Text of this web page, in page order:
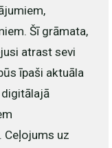
Šī grāmata,
atrast sevi
īpaši aktuāla
digitālajā
Ceļojums uz